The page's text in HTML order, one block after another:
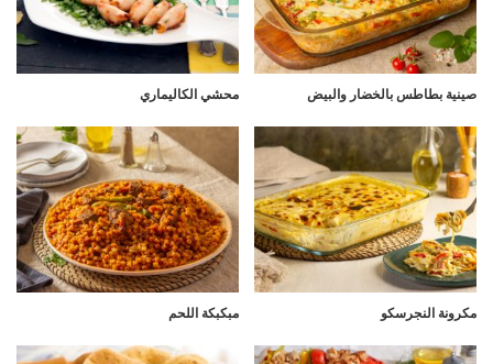
صينية بطاطس بالخضار والبيض محشي الكاليماري
مكرونة النجرسكو مبكبكة اللحم